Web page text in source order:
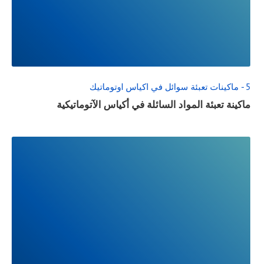
5 - ماكينات تعبئة سوائل في اكياس اوتوماتيك
ماكينة تعبئة المواد السائلة في أكياس الآتوماتيكية